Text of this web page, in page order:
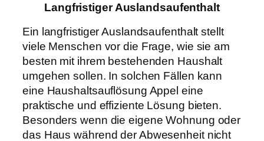
Langfristiger Auslandsaufenthalt
Ein langfristiger Auslandsaufenthalt stellt
viele Menschen vor die Frage, wie sie am
besten mit ihrem bestehenden Haushalt
umgehen sollen. In solchen Fällen kann
eine Haushaltsauflösung Appel eine
praktische und effiziente Lösung bieten.
Besonders wenn die eigene Wohnung oder
das Haus während der Abwesenheit nicht